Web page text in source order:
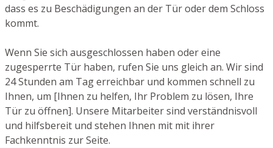
dass es zu Beschädigungen an der Tür oder dem Schloss
kommt.
Wenn Sie sich ausgeschlossen haben oder eine
zugesperrte Tür haben, rufen Sie uns gleich an. Wir sind
24 Stunden am Tag erreichbar und kommen schnell zu
Ihnen, um [Ihnen zu helfen, Ihr Problem zu lösen, Ihre
Tür zu öffnen]. Unsere Mitarbeiter sind verständnisvoll
und hilfsbereit und stehen Ihnen mit mit ihrer
Fachkenntnis zur Seite.